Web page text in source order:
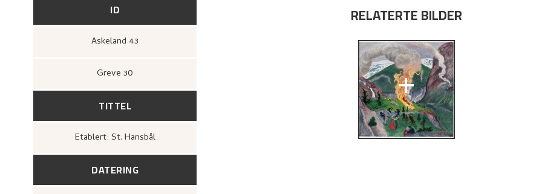
ID
Askeland 43
Greve 30
TITTEL
Etablert: St. Hansbål
DATERING
RELATERTE BILDER
+